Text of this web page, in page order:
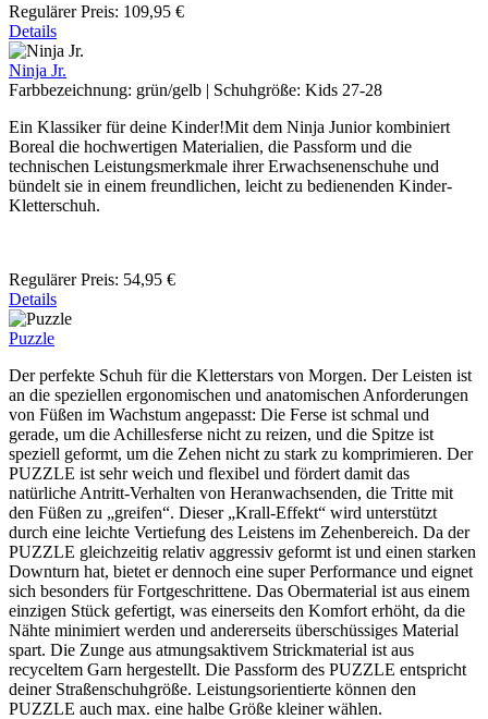
Regulärer Preis: 109,95 €
Details
Ninja Jr.
Farbbezeichnung: grün/gelb | Schuhgröße: Kids 27-28
Ein Klassiker für deine Kinder!Mit dem Ninja Junior kombiniert
Boreal die hochwertigen Materialien, die Passform und die
technischen Leistungsmerkmale ihrer Erwachsenenschuhe und
bündelt sie in einem freundlichen, leicht zu bedienenden Kinder-
Kletterschuh.
Regulärer Preis: 54,95 €
Details
Puzzle
Der perfekte Schuh für die Kletterstars von Morgen. Der Leisten ist
an die speziellen ergonomischen und anatomischen Anforderungen
von Füßen im Wachstum angepasst: Die Ferse ist schmal und
gerade, um die Achillesferse nicht zu reizen, und die Spitze ist
speziell geformt, um die Zehen nicht zu stark zu komprimieren. Der
PUZZLE ist sehr weich und flexibel und fördert damit das
natürliche Antritt-Verhalten von Heranwachsenden, die Tritte mit
den Füßen zu „greifen“. Dieser „Krall-Effekt“ wird unterstützt
durch eine leichte Vertiefung des Leistens im Zehenbereich. Da der
PUZZLE gleichzeitig relativ aggressiv geformt ist und einen starken
Downturn hat, bietet er dennoch eine super Performance und eignet
sich besonders für Fortgeschrittene. Das Obermaterial ist aus einem
einzigen Stück gefertigt, was einerseits den Komfort erhöht, da die
Nähte minimiert werden und andererseits überschüssiges Material
spart. Die Zunge aus atmungsaktivem Strickmaterial ist aus
recyceltem Garn hergestellt. Die Passform des PUZZLE entspricht
deiner Straßenschuhgröße. Leistungsorientierte können den
PUZZLE auch max. eine halbe Größe kleiner wählen.